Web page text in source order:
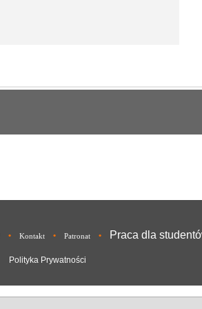
• Kontakt • Patronat • Praca dla
Polityka Prywatności